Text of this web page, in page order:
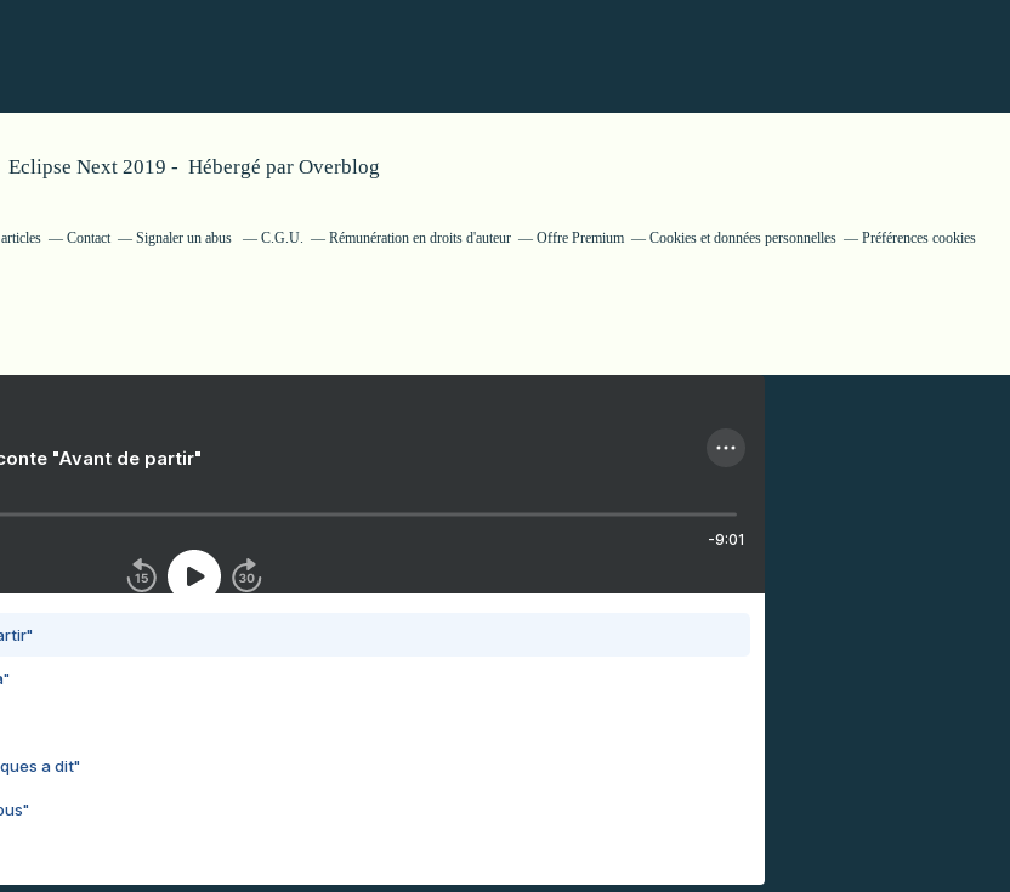
Eclipse Next 2019 - Hébergé par Overblog
Contact Signaler un abus C.G.U. Rémunération en droits d'auteur Offre Premium Cookies et données personnelles Préférences cookies
"Avant de partir"
-9:01
a dit"